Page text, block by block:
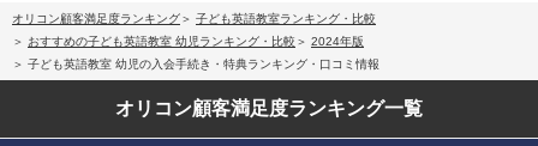
オリコン顧客満足度ランキング
子ども英語教室ランキング・比較
おすすめの子ども英語教室 幼児ランキング・比較
2024年版
子ども英語教室 幼児の入会手続き・特典ランキング・口コミ情報
オリコン顧客満足度ランキング一覧